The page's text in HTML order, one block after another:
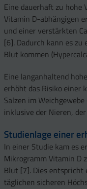
Eine dauerhaft zu
Vitamin D-abhängigen
und einer verstärkten
[6]. Dadurch kann es
Blut kommen
Eine langanhaltend
erhöht das Risiko einer
Salzen im
inklusive der Nieren,
Studienlage einer
In einer Studie kam es
Mikrogramm Vitamin D
Blut [7]. Dies entspricht
täglichen sicheren